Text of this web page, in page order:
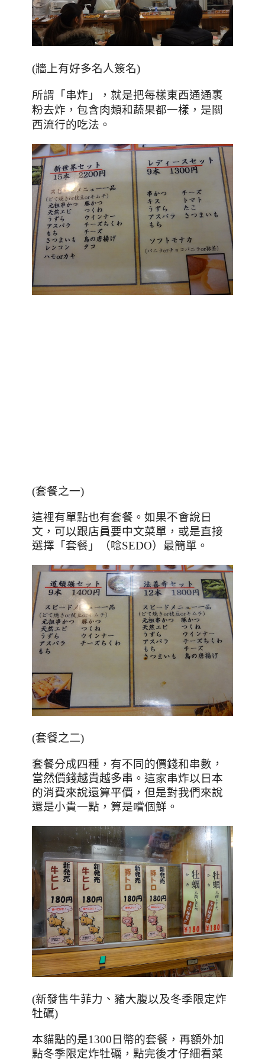
(牆上有好多名人簽名)
所謂 「串炸」，就是把每樣東西通通裹
粉去炸，包含肉類和蔬果都一樣，是關
西流行的吃法。
(套餐之一)
這裡有單點也有套餐。如果不會說日
文，可以跟店員要中文菜單，或是直接
選擇「套餐」（唸SEDO）最簡單。
(套餐之二)
套餐分成四種，有不同的價錢和串數 ，
當然價錢越貴越多串 。 這家串炸以日本
的消費來說還算平價，但是對我們來說
還是小貴一點，算是嚐個鮮。
(新發售牛菲力 、 豬大腹以及冬季限定炸
牡礪)
本貓點的是1300 日幣的套餐，再額外加
點冬季限定炸牡礪，點完後才仔細看菜